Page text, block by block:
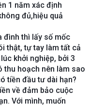
1 năm xác định
đủ,hiệu quả
đình thì lấy số mốc
thật, tự tay làm tất cả
khởi nghiệp, bởi 3
thu hoạch nên làm sao
tiền đầu tư dài hạn?
về đảm bảo cuộc
Với mình, muốn